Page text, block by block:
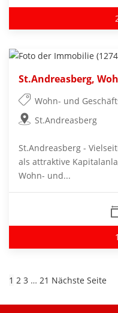
St.Andreasberg,
Wohn- und
St.Andreasberg
St.Andreasberg -
als attraktive
Wohn- und...
1 2 3 … 21 Nächste Seite